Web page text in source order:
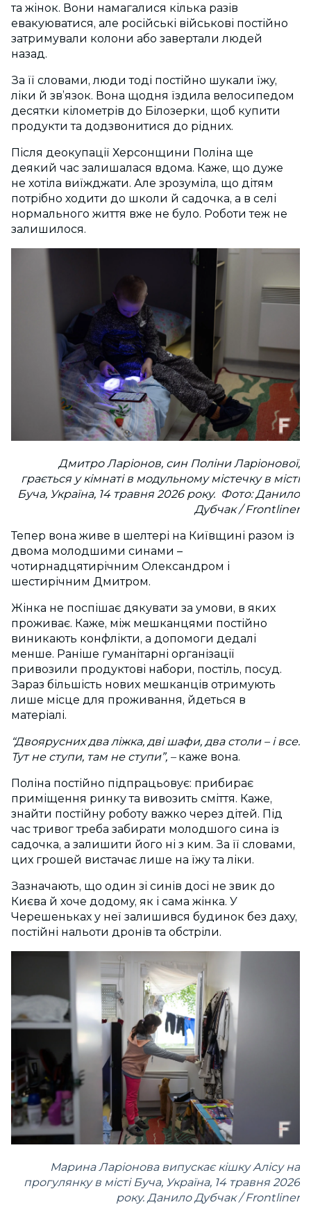
та жінок. Вони намагалися кілька разів
евакуюватися, але російські військові постійно
затримували колони або завертали людей
назад.
За її словами, люди тоді постійно шукали їжу,
ліки й зв’язок. Вона щодня їздила велосипедом
десятки кілометрів до Білозерки, щоб купити
продукти та додзвонитися до рідних.
Після деокупації Херсонщини Поліна ще
деякий час залишалася вдома. Каже, що дуже
не хотіла виїжджати. Але зрозуміла, що дітям
потрібно ходити до школи й садочка, а в селі
нормального життя вже не було. Роботи теж не
залишилося.
Дмитро Ларіонов, син Поліни Ларіонової,
грається у кімнаті в модульному містечку в місті
Буча, Україна, 14 травня 2026 року. Фото: Данило
Дубчак / Frontliner
Тепер вона живе в шелтері на Київщині разом із
двома молодшими синами –
чотирнадцятирічним Олександром і
шестирічним Дмитром.
Жінка не поспішає дякувати за умови, в яких
проживає. Каже, між мешканцями постійно
виникають конфлікти, а допомоги дедалі
менше. Раніше гуманітарні організації
привозили продуктові набори, постіль, посуд.
Зараз більшість нових мешканців отримують
лише місце для проживання, йдеться в
матеріалі.
“Двоярусних два ліжка, дві шафи, два столи – і все.
Тут не ступи, там не ступи”, –каже вона.
Поліна постійно підпрацьовує: прибирає
приміщення ринку та вивозить сміття. Каже,
знайти постійну роботу важко через дітей. Під
час тривог треба забирати молодшого сина із
садочка, а залишити його ні з ким. За її словами,
цих грошей вистачає лише на їжу та ліки.
Зазначають, що один зі синів досі не звик до
Києва й хоче додому, як і сама жінка. У
Черешеньках у неї залишився будинок без даху,
постійні нальоти дронів та обстріли.
Марина Ларіонова випускає кішку Алісу на
прогулянку в місті Буча, Україна, 14 травня 2026
року. Данило Дубчак / Frontliner